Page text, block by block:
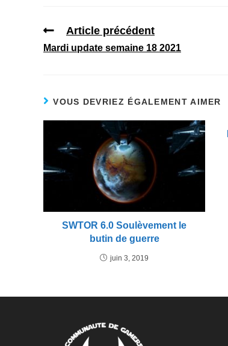
Article précédent
Mardi update semaine 18 2021
VOUS DEVRIEZ ÉGALEMENT AIMER
SWTOR 6.0 Soulèvement le
butin de guerre
juin 3, 2019